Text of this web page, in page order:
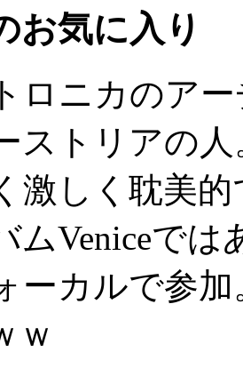
お気に入り
ロニカのア
ストリアの人
激しく耽美
ムVeniceで
ーカルで参加
ｗ